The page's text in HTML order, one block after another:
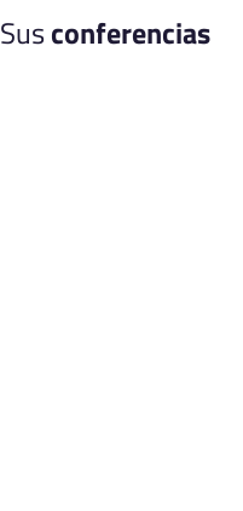
Susconferencias